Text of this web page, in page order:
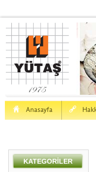
Anasayfa
H a
KATEGORİLER